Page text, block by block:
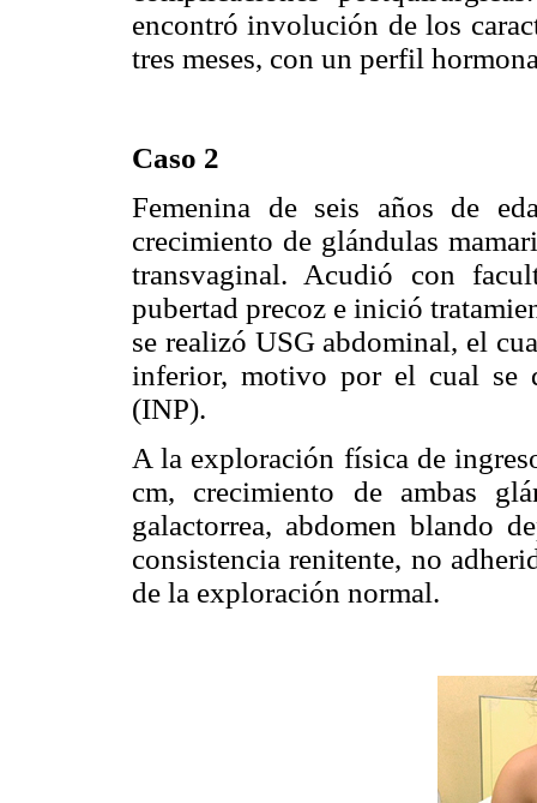
encontró involución de los
tres meses, con un perfil
Caso 2
Femenina de seis años de
crecimiento de glándulas
transvaginal. Acudió con
pubertad precoz e inició
se realizó USG abdominal, el
inferior, motivo por el cual se
(INP).
A la exploración física de
cm, crecimiento de ambas
galactorrea, abdomen blando
consistencia renitente, no
de la exploración normal.